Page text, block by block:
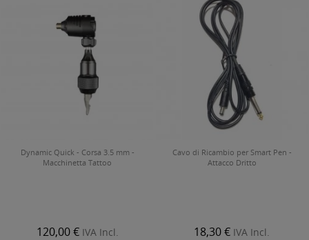
Dynamic Quick - Corsa 3.5 mm -
Macchinetta Tattoo
120,00 € IVA Incl.
Cavo di Ricambio per Smart Pen -
Attacco Dritto
18,30 € IVA Incl.